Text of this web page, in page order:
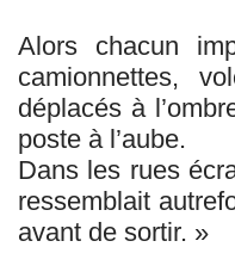
Alors chacun
camionnettes,
déplacés à
poste à l’aube.
Dans les rues
ressemblait
avant de sortir. »